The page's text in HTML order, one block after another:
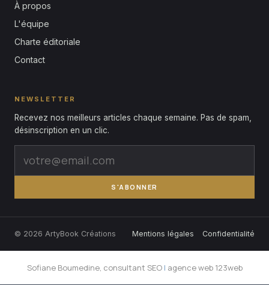
À propos
L'équipe
Charte éditoriale
Contact
NEWSLETTER
Recevez nos meilleurs articles chaque semaine. Pas de spam,
désinscription en un clic.
S'ABONNER
© 2026 ArtyBook Créations Mentions légales Confidentialité
Sofiane Boumedine, consultant SEO| agence web 123web